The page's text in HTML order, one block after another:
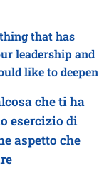
thathas
leadership and
like to deepen
che ti ha
esercizio di
aspetto che